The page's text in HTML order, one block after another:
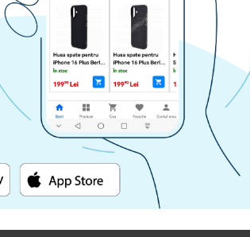
Husa spate pentru Samsung Galaxy
S25 FE Matte Case Magsafe -
Semitransparent/Negru
129.90 lei
CUMPARA